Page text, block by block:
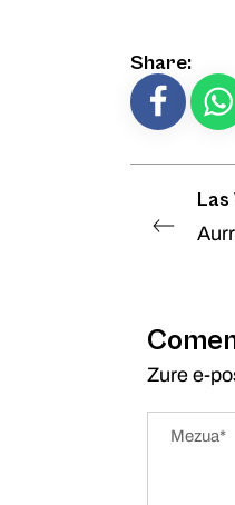
Share:
Las
Zure e-